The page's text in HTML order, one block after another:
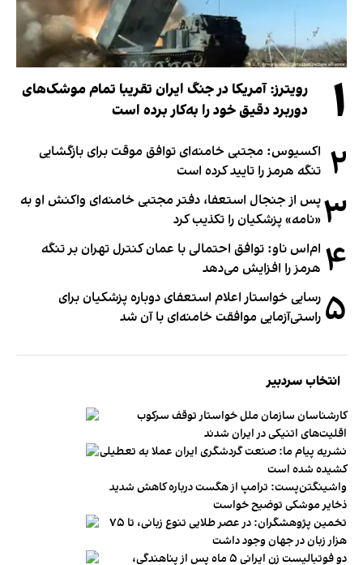
۱
رویترز: آمریکا در جنگ ایران تقریبا تمام موشک‌های
دوربرد دقیق خود را به‌کار برده است
۲ اکسیوس: مجتبی خامنه‌ای توافق موقت برای بازگشایی
تنگه هرمز را تایید کرده است
۳پس از جنجال استعفا، دفتر مجتبی خامنه‌ای واکنش او به
«نامه» پزشکیان را تکذیب کرد
۴ ام‌اس ناو: توافق احتمالی با عمان کنترل تهران بر تنگه
هرمز را افزایش می‌دهد
۵ رسایی خواستار اعلام استعفای دوباره پزشکیان برای
راستی‌آزمایی موافقت خامنه‌ای با آن شد
انتخاب سردبیر
کارشناسان سازمان ملل خواستار توقف سرکوب
اقلیت‌های اتنیکی در ایران شدند
نشریه پیام ما: صنعت گردشگری ایران عملا به تعطیلی
کشیده شده است
واشینگتن‌پست: ترامپ از هگست درباره کاهش شدید
ذخایر موشکی توضیح خواست
تخمین پژوهشگران: در عصر طلایی تنوع زبانی، تا ۷۵
هزار زبان در جهان وجود داشت
دو فوتبالیست زن ایرانی ۵ ماه پس از پناهندگی،